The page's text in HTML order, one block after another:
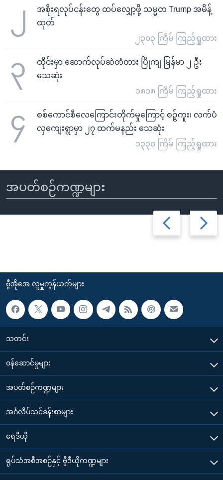
၂
အစိုးရလုပ်ငန်းတွေ ထပ်လျှော့ဖို့ သမ္မတ Trump အမိန့်
ထုတ်
၂၃၀၃ ကြိမ် ကြည့်ရှုထား
၃
ထိုင်းမှာ ဆောက်လုပ်ဆဲတံတား ပြိုကျ မြန်မာ ၂ ဦး
သေဆုံး
၁၈၁၈ ကြိမ် ကြည့်ရှုထား
၄
စစ်ကောင်စီလေကြောင်းတိုက်မှုကြောင့် စဉ့်ကူး၊ လက်ပံ
လှကျေးရွာမှာ ၂၇ ထက်မနည်း သေဆုံး
၁၃၃၀ ကြိမ် ကြည့်ရှုထား
အပတ်စဉ်ကဏ္ဍများ
Previous
slide
Next
slide
ဗွီအိုအေ လူမှုကွန်ယက်များ
သတင်း
၀န်ဆောင်မှုများ
အပတ်စဉ်ကဏ္ဍများ
အင်္ဂလိပ်သင်ခန်းစာများ
ရေဒီယို
ရုပ်သံအစီအစဉ်နှင့် ဗွီဒီယိုကဏ္ဍများ